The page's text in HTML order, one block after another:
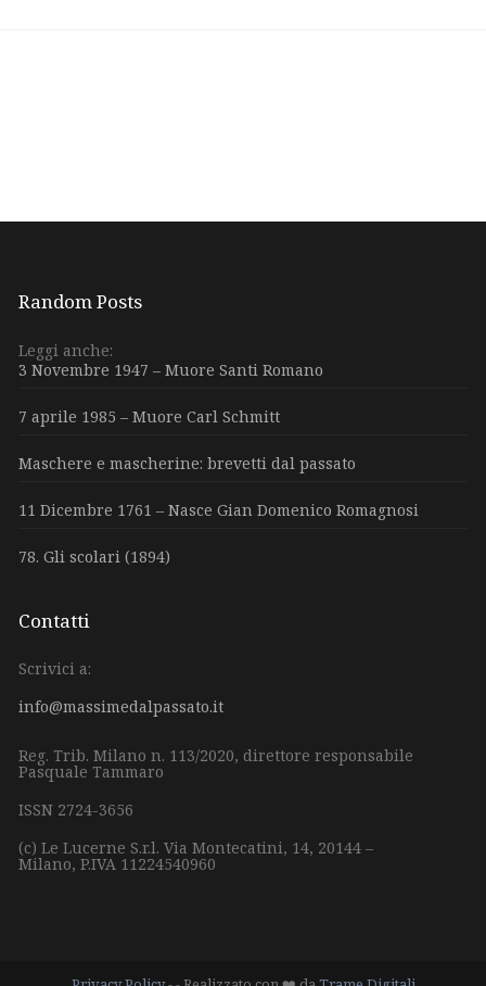
Random Posts
Leggi anche:
3 Novembre 1947 – Muore Santi Romano
7 aprile 1985 – Muore Carl Schmitt
Maschere e mascherine: brevetti dal passato
11 Dicembre 1761 – Nasce Gian Domenico Romagnosi
78. Gli scolari (1894)
Contatti
Scrivici a:
info@massimedalpassato.it
Reg. Trib. Milano n. 113/2020, direttore responsabile
Pasquale Tammaro
ISSN 2724-3656
(c) Le Lucerne S.r.l. Via Montecatini, 14, 20144 –
Milano, P.IVA 11224540960